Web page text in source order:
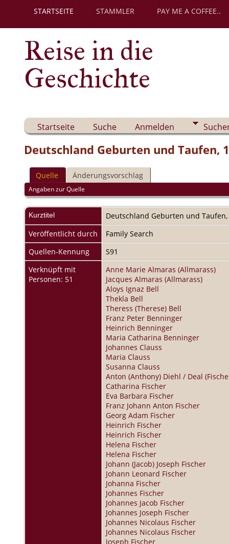
STARTSEITE STAMMLER PAY ME A COFFEE..
Reise in die
Geschichte
Startseite Suche Anmelden
Deutschland Geburten und Taufen,
Quelle Änderungsvorschlag
Angaben zur Quelle
Kurztitel
Deutschland Geburten und Taufen,
Veröffentlicht durch
Family Search
Quellen-Kennung
S91
Verknüpft mit
Personen: 51
Anne Marie Almaras (Allmarass)
Jacques Almaras (Allmarass)
Aloys Ignaz Bell
Thekla Bell
Theress (Therese) Bell
Franz Peter Benninger
Heinrich Benninger
Maria Catharina Benninger
Johannes Clauss
Maria Clauss
Susanna Clauss
Anton (Anthony) Diehl / Deal
Catharina Fischer
Eva Barbara Fischer
Franz Johann Anton Fischer
Georg Adam Fischer
Heinrich Fischer
Heinrich Fischer
Helena Fischer
Helena Fischer
Johann (Jacob) Joseph Fischer
Johann Leonard Fischer
Johanna Fischer
Johannes Fischer
Johannes Jacob Fischer
Johannes Joseph Fischer
Johannes Nicolaus Fischer
Johannes Nicolaus Fischer
Joseph Fischer